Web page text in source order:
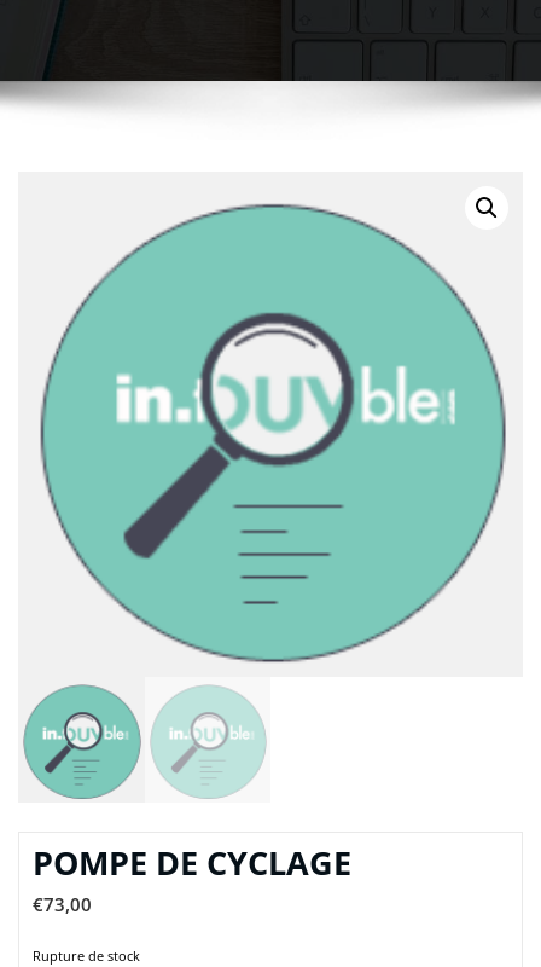
POMPE DE CYCLAGE
€73,00
Rupture de stock